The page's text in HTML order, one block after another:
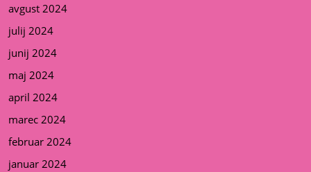
avgust 2024
julij 2024
junij 2024
maj 2024
april 2024
marec 2024
februar 2024
januar 2024